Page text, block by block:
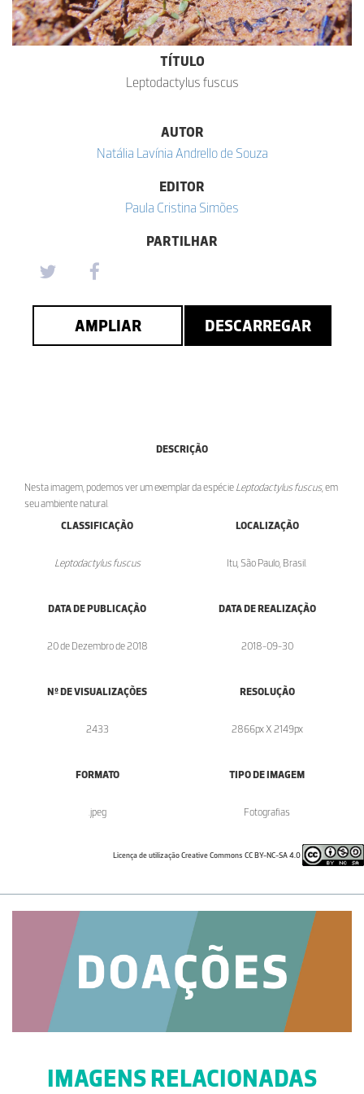
TÍTULO
Leptodactylus fuscus
AUTOR
Natália Lavínia Andrello de Souza
EDITOR
Paula Cristina Simões
PARTILHAR
AMPLIAR DESCARREGAR
DESCRIÇÃO
Nesta imagem, podemos ver um exemplar da espécie Leptodactylus fuscus, em
seu ambiente natural.
CLASSIFICAÇÃO
Leptodactylus fuscus
LOCALIZAÇÃO
Itu, São Paulo, Brasil.
DATA DE PUBLICAÇÃO
20 de Dezembro de 2018
DATA DE REALIZAÇÃO
2018-09-30
Nº DE VISUALIZAÇÕES
2433
RESOLUÇÃO
2866px X 2149px
FORMATO
.jpeg
TIPO DE IMAGEM
Fotografias
Licença de utilização Creative Commons CC BY-NC-SA 4.0
IMAGENS RELACIONADAS